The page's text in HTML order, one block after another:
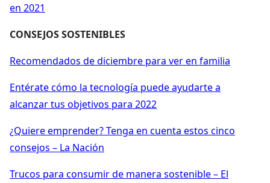
en 2021
CONSEJOS SOSTENIBLES
Recomendados de diciembre para ver en familia
Entérate cómo la tecnología puede ayudarte a
alcanzar tus objetivos para 2022
¿Quiere emprender? Tenga en cuenta estos cinco
consejos – La Nación
Trucos para consumir de manera sostenible – El